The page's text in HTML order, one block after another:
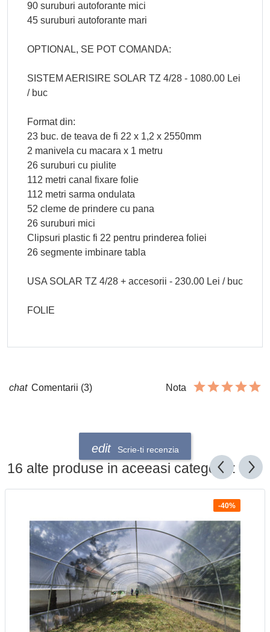
90 suruburi autoforante mici
45 suruburi autoforante mari
OPTIONAL, SE POT COMANDA:
SISTEM AERISIRE SOLAR TZ 4/28 - 1080.00 Lei
/ buc
Format din:
23 buc. de teava de fi 22 x 1,2 x 2550mm
2 manivela cu macara x 1 metru
26 suruburi cu piulite
112 metri canal fixare folie
112 metri sarma ondulata
52 cleme de prindere cu pana
26 suruburi mici
Clipsuri plastic fi 22 pentru prinderea foliei
26 segmente imbinare tabla
USA SOLAR TZ 4/28 + accesorii - 230.00 Lei / buc
FOLIE
Comentarii (3) Nota
Scrie-ti recenzia
16 alte produse in aceeasi categorie:
-40%